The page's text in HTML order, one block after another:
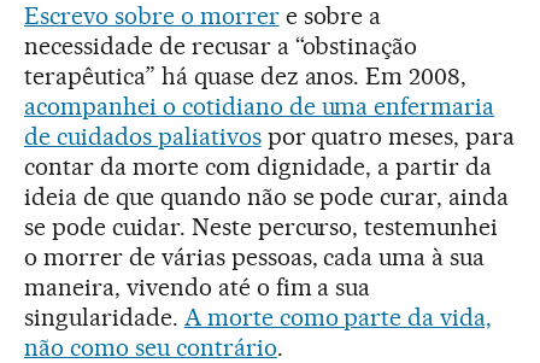
Escrevo sobre o morrere sobre a
necessidade de recusar a “obstinação
terapêutica” há quase dez anos. Em 2008,
acompanhei o cotidiano de uma enfermaria
de cuidados paliativospor quatro meses, para
contar da morte com dignidade, a partir da
ideia de que quando não se pode curar, ainda
se pode cuidar. Neste percurso, testemunhei
o morrer de várias pessoas, cada uma à sua
maneira, vivendo até o fim a sua
singularidade. A morte como parte da vida,
não como seu contrário.